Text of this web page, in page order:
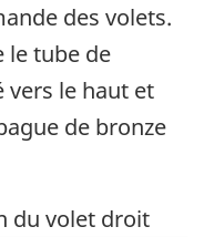
des volets.
le tube de
vers le haut et
de bronze
du volet droit